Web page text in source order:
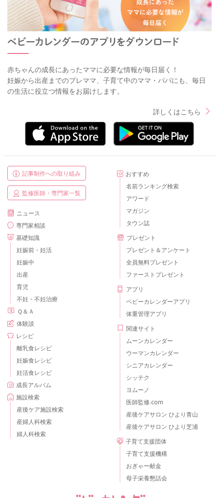
赤ちゃんの成長にあったママに必要な情報が毎日届く！
妊娠から出産までのプレママ、子育て中のママ・パパにも、毎日
の生活に役立つ情報をお届けします。
詳しくはこちら
記事制作への取り組み
監修医師・専門家一覧
ニュース
専門家相談
基礎知識
妊娠前・妊活
妊娠中
出産
育児
不妊・不妊治療
Ｑ＆Ａ
体験談
レシピ
離乳食レシピ
妊娠食レシピ
妊活食レシピ
成長アルバム
施設検索
産後ケア施設検索
産婦人科検索
婦人科検索
おすすめ
名前ランキング検索
アワード
マガジン
タウン誌
プレゼント
プレゼント＆アンケート
全員無料プレゼント
ファーストプレゼント
アプリ
ベビーカレンダーアプリ
体重管理アプリ
関連サイト
ムーンカレンダー
ウーマンカレンダー
シニアカレンダー
シッテク
ヨムーノ
医師監修.com
産後ケアサロン ひより青山
産後ケアサロン ひより芝浦
子育て支援団体
子育て支援機構
おぎゃー献金
母子栄養懇話会